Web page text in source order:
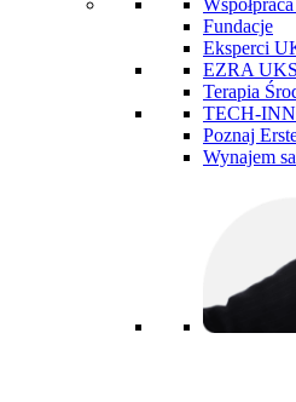
Fundacje
Eksperci
EZRA
Terapia
TECH-
Poznaj
Wynajem